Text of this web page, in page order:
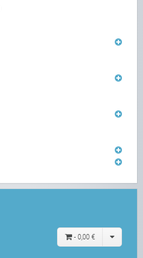
- 0,00 €